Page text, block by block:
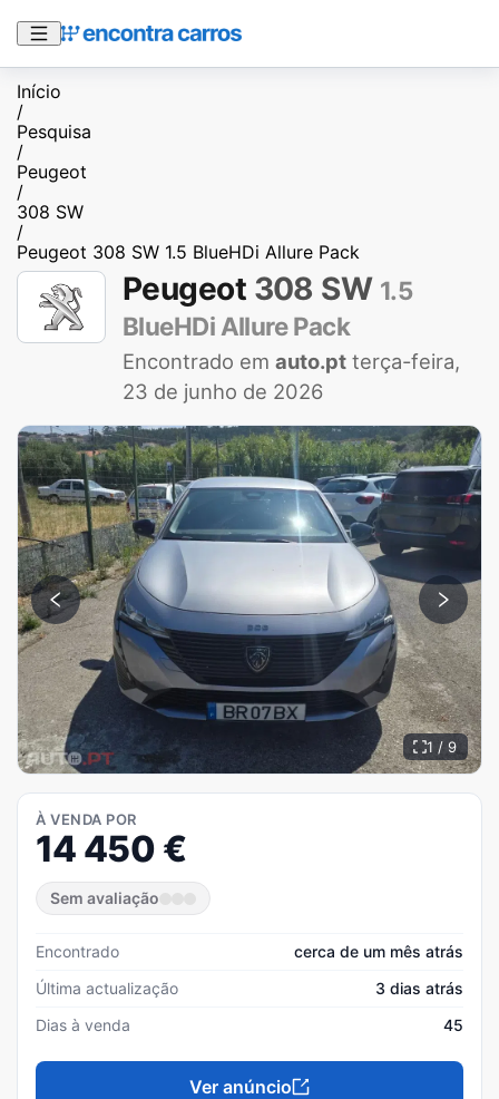
Início
/
Pesquisa
/
Peugeot
/
308 SW
/
Peugeot 308 SW 1.5 BlueHDi Allure Pack
Peugeot 308 SW 1.5
BlueHDi Allure Pack
Encontrado em auto.pt terça-feira,
23 de junho de 2026
1 / 9
À VENDA POR
14 450 €
Sem avaliação
Encontrado
cerca de um mês atrás
Última actualização
3 dias atrás
Dias à venda
45
Ver anúncio